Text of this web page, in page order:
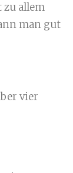
zu allem
man gut
vier